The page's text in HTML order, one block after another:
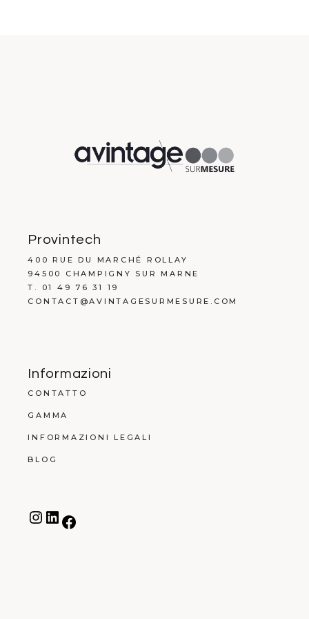
Provintech
400 RUE DU MARCHÉ ROLLAY
94500 CHAMPIGNY SUR MARNE
T. 01 49 76 31 19
CONTACT@AVINTAGESURMESURE.COM
Informazioni
CONTATTO
GAMMA
INFORMAZIONI LEGALI
BLOG